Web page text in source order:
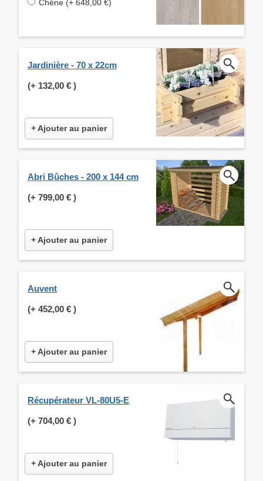
Chêne (+ 648,00 €)
Jardinière - 70 x 22cm
(+ 132,00 € )
+ Ajouter au panier
Abri Bûches - 200 x 144 cm
(+ 799,00 € )
+ Ajouter au panier
Auvent
(+ 452,00 € )
+ Ajouter au panier
Récupérateur VL-80U5-E
(+ 704,00 € )
+ Ajouter au panier